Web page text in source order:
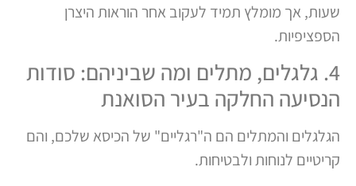
שעות, אך מומלץ תמיד לעקוב אחר הוראות היצרן
הספציפיות.
4. גלגלים, מתלים ומה שביניהם: סודות
הנסיעה החלקה בעיר הסואנת
הגלגלים והמתלים הם ה"רגליים" של הכיסא שלכם, והם
קריטיים לנוחות ולבטיחות.